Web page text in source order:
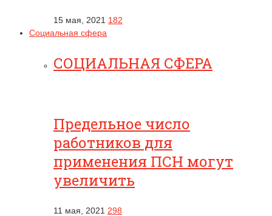
15 мая, 2021 182
Социальная сфера
СОЦИАЛЬНАЯ СФЕРА
Предельное число
работников для
применения ПСН могут
увеличить
11 мая, 2021 298